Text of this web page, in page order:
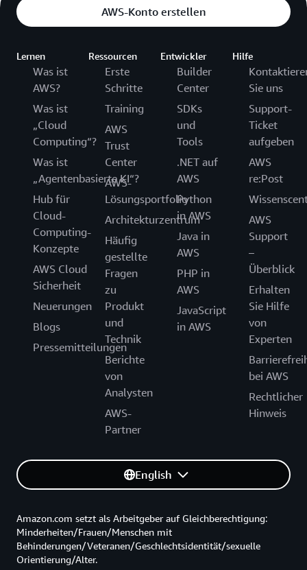
AWS-Konto erstellen
Lernen
Was ist
AWS?
Was ist
„Cloud
Computing“?
Was ist
„Agentenbasierte KI“?
Hub für
Cloud-
Computing-
Konzepte
AWS Cloud
Sicherheit
Neuerungen
Blogs
Pressemitteilungen
Ressourcen
Erste
Schritte
Training
AWS
Trust
Center
AWS-
Lösungsportfolio
Architekturzentrum
Häufig
gestellte
Fragen
zu
Produkt
und
Technik
Berichte
von
Analysten
AWS-
Partner
Entwickler
Builder
Center
SDKs
und
Tools
.NET auf
AWS
Python
in AWS
Java in
AWS
PHP in
AWS
JavaScript
in AWS
Hilfe
Sie uns
Support-
Ticket
aufgeben
AWS
re:Post
AWS
Support
–
Überblick
Erhalten
Sie Hilfe
von
Experten
bei AWS
Rechtlicher
Hinweis
English
Amazon.com setzt als Arbeitgeber auf Gleichberechtigung:
Minderheiten/Frauen/Menschen mit
Behinderungen/Veteranen/Geschlechtsidentität/sexuelle
Orientierung/Alter.